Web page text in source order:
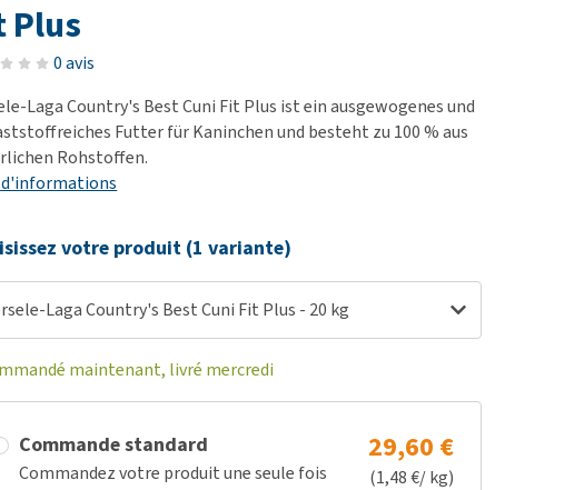
Problèmes articulaires et
de mobilité
Senior & Démence
Tout afficher
Plus
0 avis
Laga Country's Best Cuni Fit Plus ist ein ausgewogenes und
Futter für Kaninchen und besteht zu 100 % aus
Rohstoffen.
d'informations
votre produit (1 variante)
Laga Country's Best Cuni Fit Plus - 20 kg
maintenant, livré mercredi
Commande standard
Commandez votre produit une seule fois
29,60 €
(1,48 €/ kg)